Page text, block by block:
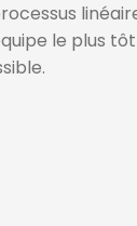
le plus